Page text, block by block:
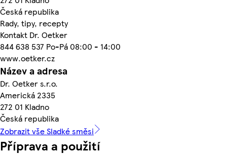
Česká republika
Rady, tipy, recepty
Kontakt Dr. Oetker
844 638 537 Po-Pá 08:00 - 14:00
www.oetker.cz
Název a adresa
Dr. Oetker s.r.o.
Americká 2335
272 01 Kladno
Česká republika
Zobrazit vše Sladké směsi
Příprava a použití